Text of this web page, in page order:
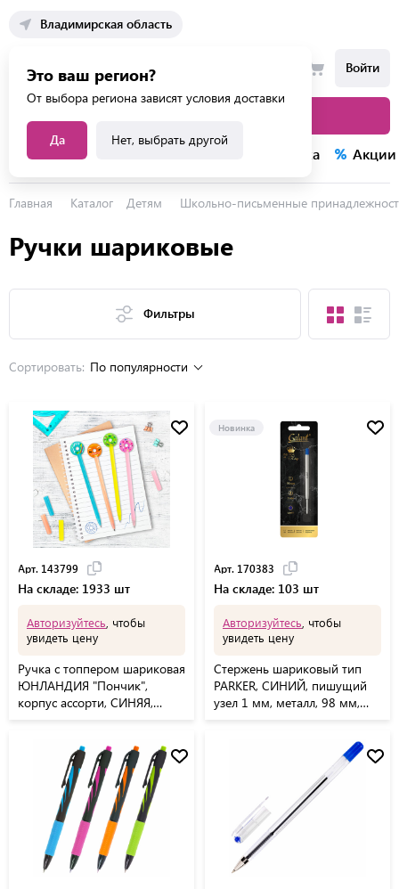
Владимирская область
Это ваш регион?
От выбора региона зависят условия доставки
Да Нет, выбрать другой
Войти
Каталог услуг Распродажа Акции
Главная Каталог Детям Школьно-письменные
Ручки шариковые
Фильтры
Сортировать: По популярности
Арт. 143799
На складе: 1933 шт
Авторизуйтесь , чтобы
увидеть цену
Ручка с топпером шариковая
ЮНЛАНДИЯ "Пончик",
корпус ассорти, СИНЯЯ,
Новинка
Арт. 170383
На складе: 103 шт
Авторизуйтесь , чтобы
увидеть цену
Стержень шариковый тип
PARKER, СИНИЙ, пишущий
узел 1 мм, металл, 98 мм,